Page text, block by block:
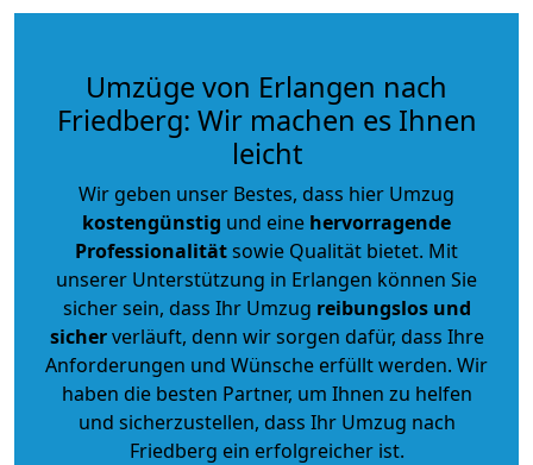
Umzüge von Erlangen nach
Friedberg: Wir machen es Ihnen
leicht
Wir geben unser Bestes, dass hier Umzug
kostengünstig und eine hervorragende
Professionalitätsowie Qualität bietet. Mit
unserer Unterstützung in Erlangen können Sie
sicher sein, dass Ihr Umzug reibungslos und
sicherverläuft, denn wir sorgen dafür, dass Ihre
Anforderungen und Wünsche erfüllt werden. Wir
haben die besten Partner, um Ihnen zu helfen
und sicherzustellen, dass Ihr Umzug nach
Friedberg ein erfolgreicher ist.